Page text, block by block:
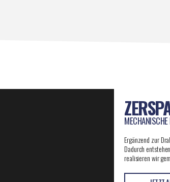
Ergänzend zur
Dadurch
realisieren wir